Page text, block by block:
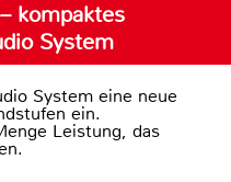
kompaktes
System
System eine neue
ein.
Leistung, das